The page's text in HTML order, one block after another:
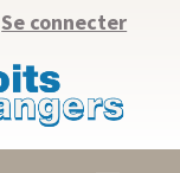
Se connecter